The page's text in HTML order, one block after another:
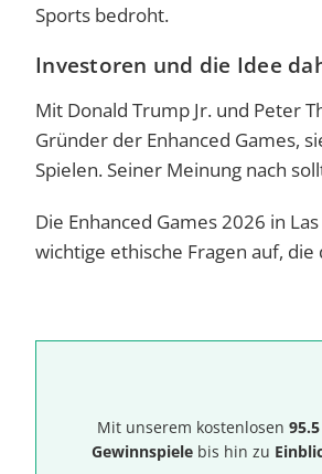
Sports bedroht.
Investoren und die Idee
Mit Donald Trump Jr. und Peter
Gründer der Enhanced Games,
Spielen. Seiner Meinung nach
Die Enhanced Games 2026 in
wichtige ethische Fragen auf,
Mit unserem kostenlosen
Gewinnspiele bis hin zu